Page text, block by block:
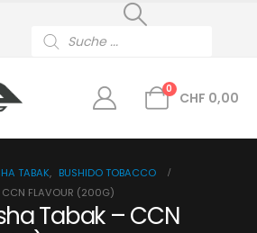
search
0
CHF 0,00
TABAK, BUSHIDO TOBACCO
CCN FLAVOUR (200G)
Tabak – CCN